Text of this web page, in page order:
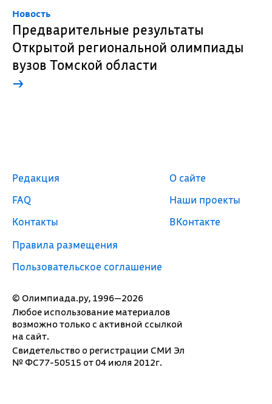
Новость
Предварительные результаты
Открытой региональной олимпиады
вузов Томской области
→
© Олимпиада.ру, 1996—2026
Любое использование материалов
возможно только с активной ссылкой
на сайт.
Свидетельство о регистрации СМИ Эл
№ ФС77-50515 от 04 июля 2012г.
Редакция
FAQ
Контакты
Правила размещения
Пользовательское соглашение
О сайте
Наши проекты
ВКонтакте